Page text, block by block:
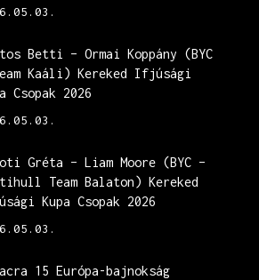
Betti – Ormai Koppány (BYC
Kaáli) Kereked Ifjúsági
Csopak 2026
Gréta – Liam Moore (BYC –
Team Balaton) Kereked
Kupa Csopak 2026
15 Európa-bajnokság